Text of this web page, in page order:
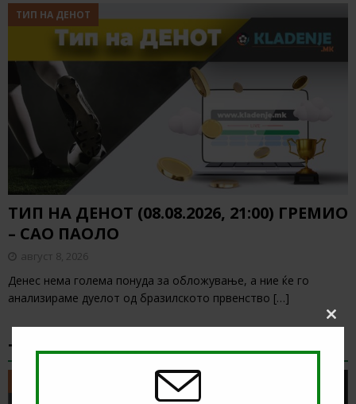
ТИП НА ДЕНОТ
ТИП НА ДЕНОТ (08.08.2026, 21:00) ГРЕМИО
– САО ПАОЛО
август 8, 2026
Денес нема голема понуда за обложување, а ние ќе го
анализираме дуелот од бразилското првенство […]
ТИКЕТ НА ДЕНОТ
Close